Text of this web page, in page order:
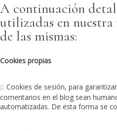
A continuación
utilizadas en
de las mismas:
Cookies propias
Cookies de sesión, para
comentarios en el blog sean
automatizadas. De esta forma se